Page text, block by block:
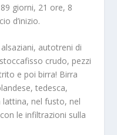
giorni, 21 ore, 8
d’inizio.
autotreni di
crudo, pezzi
e poi birra! Birra
tedesca,
lattina, nel fusto, nel
le infiltrazioni sulla